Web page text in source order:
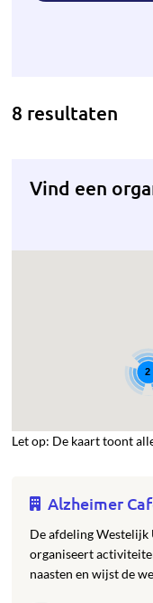
8 resultaten
Vind een
2
Let op: De kaart toont
Alzheimer
De afdeling
organiseert
naasten en wijst de